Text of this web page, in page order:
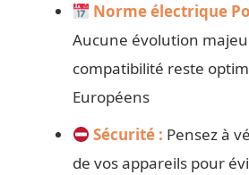
Norme électrique
Aucune évolution
compatibilité reste
Européens
Sécurité : Pensez à
de vos appareils pour